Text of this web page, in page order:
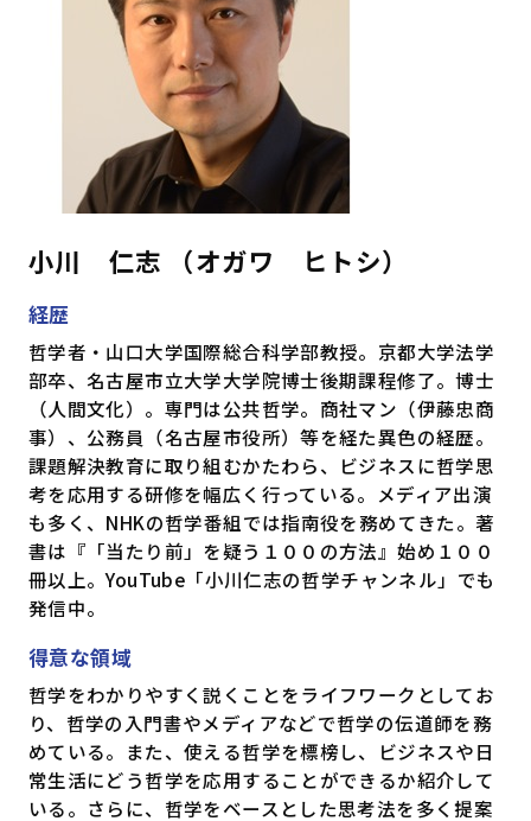
小川 仁志 （オガワ ヒトシ）
経歴
哲学者・山口大学国際総合科学部教授。京都大学法学
部卒、名古屋市立大学大学院博士後期課程修了。博士
（人間文化）。専門は公共哲学。商社マン（伊藤忠商
事）、公務員（名古屋市役所）等を経た異色の経歴。
課題解決教育に取り組むかたわら、ビジネスに哲学思
考を応用する研修を幅広く行っている。メディア出演
も多く、NHKの哲学番組では指南役を務めてきた。著
書は『「当たり前」を疑う１００の方法』始め１００
冊以上。YouTube「小川仁志の哲学チャンネル」でも
発信中。
得意な領域
哲学をわかりやすく説くことをライフワークとしてお
り、哲学の入門書やメディアなどで哲学の伝道師を務
めている。また、使える哲学を標榜し、ビジネスや日
常生活にどう哲学を応用することができるか紹介して
いる。さらに、哲学をベースとした思考法を多く提案